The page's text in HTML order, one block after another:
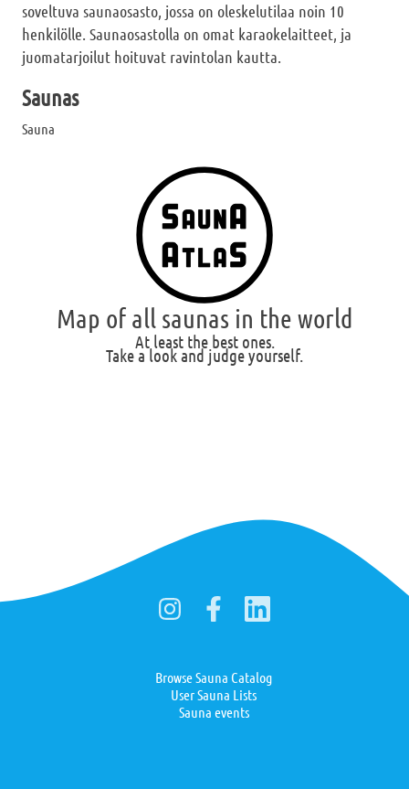
soveltuva saunaosasto, jossa on oleskelutilaa noin 10
henkilölle. Saunaosastolla on omat karaokelaitteet, ja
juomatarjoilut hoituvat ravintolan kautta.
Saunas
Sauna
Map of all saunas in the world
At least the best ones.
Take a look and judge yourself.
Browse Sauna Catalog
User Sauna Lists
Sauna events